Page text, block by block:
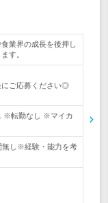
業界の成長を後押し
す。
にご応募ください◎
※転勤なし ※マイカ
無し※経験・能力を考